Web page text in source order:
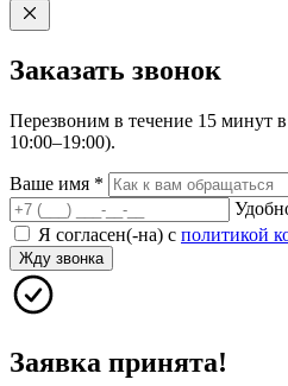
Заказать звонок
Перезвоним в течение 15 минут
10:00–19:00).
Ваше имя *
Я согласен(-на) с политикой
Жду звонка
Заявка принята!